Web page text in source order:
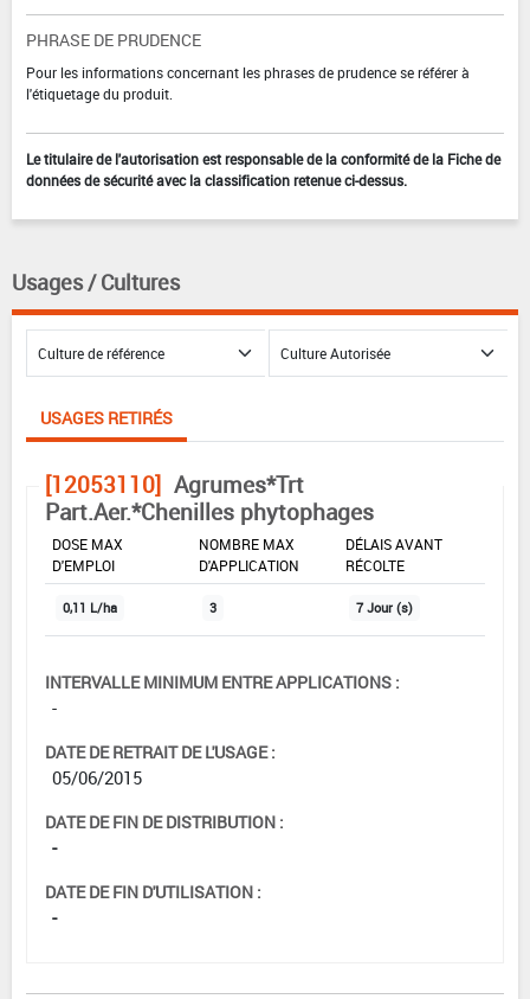
PHRASE DE PRUDENCE
Pour les informations concernant les phrases de prudence se référer à
l'étiquetage du produit.
Le titulaire de l'autorisation est responsable de la conformité de la Fiche de
données de sécurité avec la classification retenue ci-dessus.
Usages / Cultures
USAGES RETIRÉS
[12053110] Agrumes*Trt
Part.Aer.*Chenilles phytophages
DOSE MAX
D'EMPLOI
NOMBRE MAX
D'APPLICATION
DÉLAIS AVANT
RÉCOLTE
0,11 L/ha 3 7 Jour (s)
INTERVALLE MINIMUM ENTRE APPLICATIONS :
-
DATE DE RETRAIT DE L'USAGE :
05/06/2015
DATE DE FIN DE DISTRIBUTION :
-
DATE DE FIN D'UTILISATION :
-